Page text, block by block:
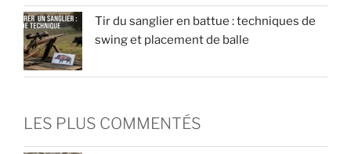
Tir du sanglier en battue : techniques de
swing et placement de balle
LES PLUS COMMENTÉS